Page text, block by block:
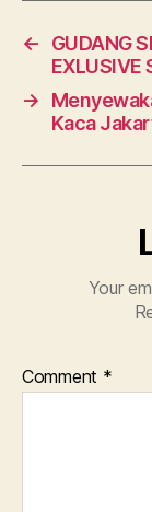
←
GUDANG
EXLUSIVE
→
Kaca
Your
Comment *